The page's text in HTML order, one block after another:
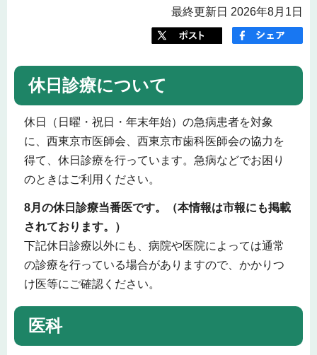
最終更新日 2026年8月1日
休日診療について
休日（日曜・祝日・年末年始）の急病患者を対象
に、西東京市医師会、西東京市歯科医師会の協力を
得て、休日診療を行っています。急病などでお困り
のときはご利用ください。
8月の休日診療当番医です。（本情報は市報にも掲載
されております。）
下記休日診療以外にも、病院や医院によっては通常
の診療を行っている場合がありますので、かかりつ
け医等にご確認ください。
医科